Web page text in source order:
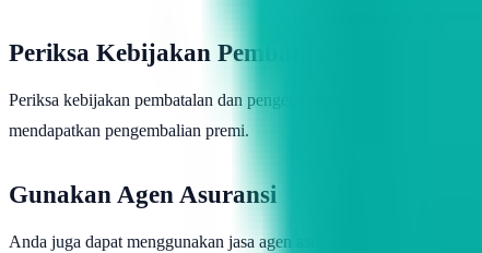
Periksa Kebijakan Pembatalan dan
Periksa kebijakan pembatalan dan pengembalian premi dari setiap
mendapatkan pengembalian premi.
Gunakan Agen Asuransi
Anda juga dapat menggunakan jasa agen asuransi untuk